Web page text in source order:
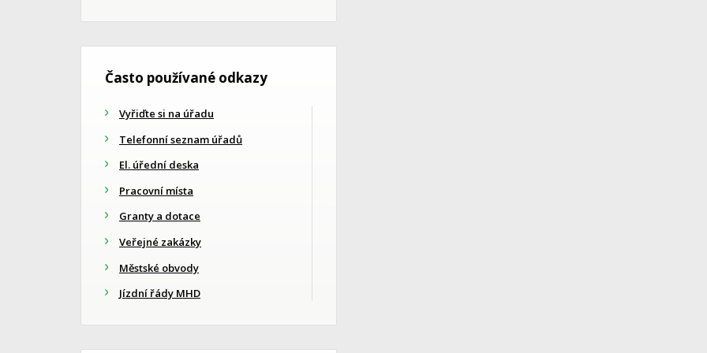
Často používané odkazy
Vyřiďte si na úřadu
Telefonní seznam úřadů
El. úřední deska
Pracovní místa
Granty a dotace
Veřejné zakázky
Městské obvody
Jízdní řády MHD